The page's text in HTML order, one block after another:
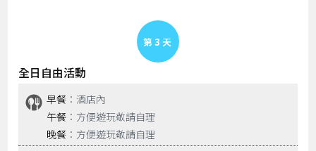
Day 3
全日自由活動
早餐 ：酒店內
午餐 ：方便遊玩敬請自理
晚餐 ：方便遊玩敬請自理